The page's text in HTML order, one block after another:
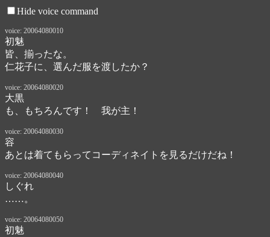
Hide voice command
voice: 20064080010
初魅
皆、揃ったな。
仁花子に、選んだ服を渡したか？
voice: 20064080020
大黒
も、もちろんです！　我が主！
voice: 20064080030
容
あとは着てもらってコーディネイトを見るだけだね！
voice: 20064080040
しぐれ
……。
voice: 20064080050
初魅